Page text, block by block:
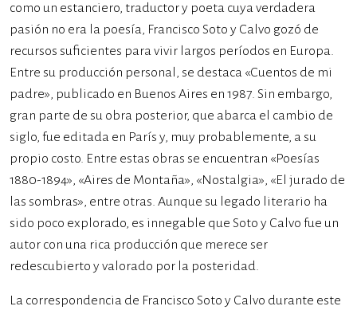
como un estanciero, traductor y poeta cuya verdadera
pasión no era la poesía, Francisco Soto y Calvo gozó de
recursos suficientes para vivir largos períodos en Europa.
Entre su producción personal, se destaca «Cuentos de mi
padre», publicado en Buenos Aires en 1987. Sin embargo,
gran parte de su obra posterior, que abarca el cambio de
siglo, fue editada en París y, muy probablemente, a su
propio costo. Entre estas obras se encuentran «Poesías
1880-1894», «Aires de Montaña», «Nostalgia», «El jurado de
las sombras», entre otras. Aunque su legado literario ha
sido poco explorado, es innegable que Soto y Calvo fue un
autor con una rica producción que merece ser
redescubierto y valorado por la posteridad.
La correspondencia de Francisco Soto y Calvo durante este